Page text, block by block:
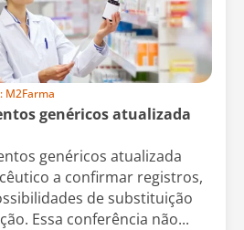
M2Farma
genéricos atualizada
genéricos atualizada
a confirmar registros,
de substituição
Essa conferência não...